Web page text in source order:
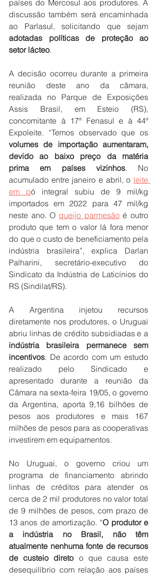
países do Mercosul aos produtores. A
discussão também será encaminhada
adotadas políticas de proteção ao
setor lácteo.
A decisão ocorreu durante a primeira
reunião deste ano da câmara,
realizada no Parque de Exposições
Assis Brasil, em Esteio (RS),
concomitante à 17ª Fenasul e à 44ª
volumes de importação aumentaram,
devido ao baixo preço da matéria
prima em países vizinhos. No
acumulado entre janeiro e abril, o leite
em pó integral subiu de 9 mil/kg
importados em 2022 para 47 mil/kg
neste ano. O queijo parmesão é outro
produto que tem o valor lá fora menor
do que o custo de beneficiamento pela
indústria brasileira”, explica Darlan
Palharini, secretário-executivo do
Sindicato da Indústria de Laticínios do
RS (Sindilat/RS).
A Argentina injetou recursos
diretamente nos produtores, o Uruguai
indústria brasileira permanece sem
incentivos. De acordo com um estudo
realizado pelo Sindicado e
apresentado durante a reunião da
Câmara na sexta-feira 19/05, o governo
da Argentina, aporta 9,16 bilhões de
pesos aos produtores e mais 167
milhões de pesos para as cooperativas
investirem em equipamentos.
No Uruguai, o governo criou um
programa de financiamento abrindo
linhas de créditos para atender os
cerca de 2 mil produtores no valor total
de 9 milhões de pesos, com prazo de
13 anos de amortização. “O produtor e
a indústria no Brasil, não têm
atualmente nenhuma fonte de recursos
de custeio direto o que causa este
desequilíbrio com relação aos países